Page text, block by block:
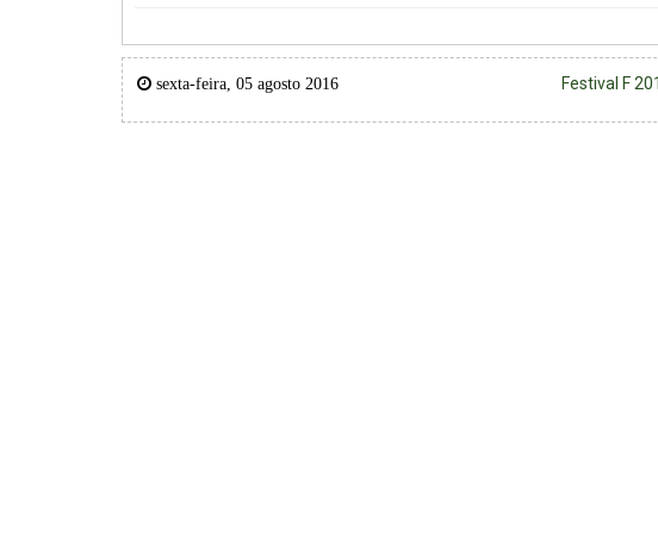
sexta-feira, 05 agosto 2016 Festival F